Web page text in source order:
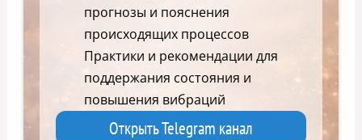
прогнозы и пояснения
происходящих процессов
Практики и рекомендации для
поддержания состояния и
повышения вибраций
Открыть Telegram канал